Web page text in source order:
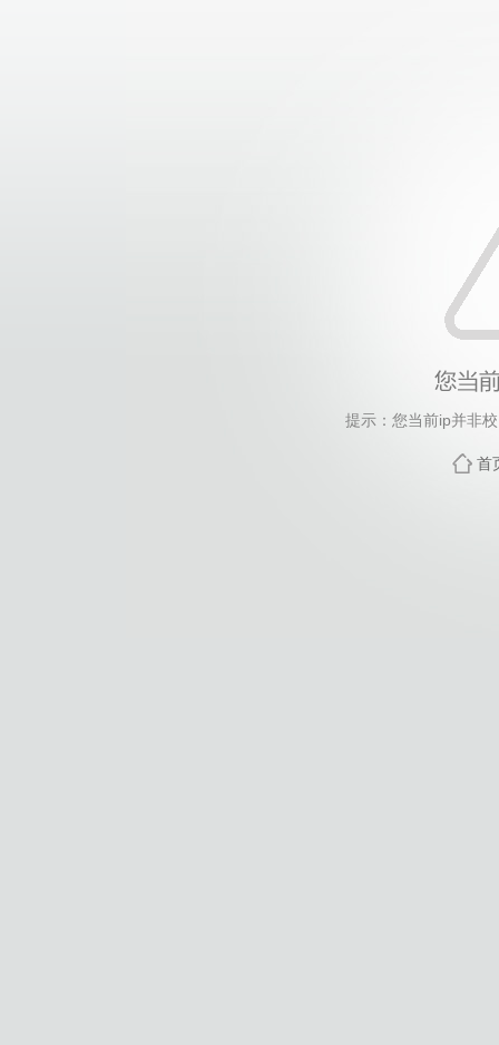
提示：您当前ip并非
首